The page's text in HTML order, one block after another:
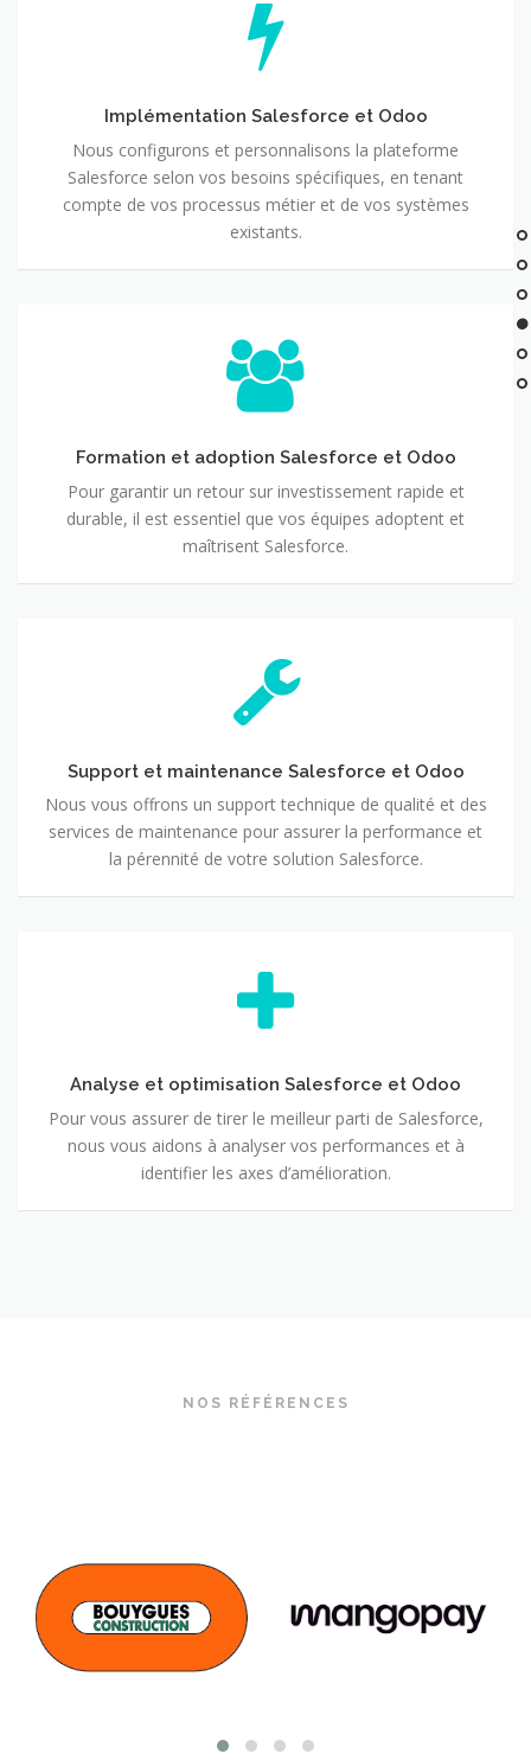
Implémentation Salesforce et Odoo
Nous configurons et personnalisons la plateforme
Salesforce selon vos besoins spécifiques, en tenant
compte de vos processus métier et de vos systèmes
existants.
OdooFormation et adoption Salesforce et Odoo
Pour garantir un retour sur investissement rapide et
durable, il est essentiel que vos équipes adoptent et
maîtrisent Salesforce.
OdooSupport et maintenance Salesforce et Odoo
Nous vous offrons un support technique de qualité et des
services de maintenance pour assurer la performance et
la pérennité de votre solution Salesforce.
OdooAnalyse et optimisation Salesforce et Odoo
Pour vous assurer de tirer le meilleur parti de Salesforce,
nous vous aidons à analyser vos performances et à
identifier les axes d’amélioration.
NOS RÉFÉRENCES